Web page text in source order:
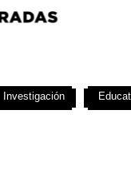
Investigación